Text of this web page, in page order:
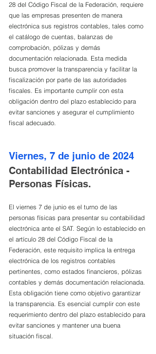
28 del Código Fiscal de la Federación, requiere
que las empresas presenten de manera
electrónica sus registros contables, tales como
el catálogo de cuentas, balanzas de
comprobación, pólizas y demás
documentación relacionada. Esta medida
busca promover la transparencia y facilitar la
fiscalización por parte de las autoridades
fiscales. Es importante cumplir con esta
obligación dentro del plazo establecido para
evitar sanciones y asegurar el cumplimiento
fiscal adecuado.
Viernes, 7 de junio de 2024
Contabilidad Electrónica -
Personas Físicas.
El viernes 7 de junio es el turno de las
personas físicas para presentar su contabilidad
electrónica ante el SAT. Según lo establecido en
el artículo 28 del Código Fiscal de la
Federación, este requisito implica la entrega
electrónica de los registros contables
pertinentes, como estados financieros, pólizas
contables y demás documentación relacionada.
Esta obligación tiene como objetivo garantizar
la transparencia. Es esencial cumplir con este
requerimiento dentro del plazo establecido para
evitar sanciones y mantener una buena
situación fiscal.